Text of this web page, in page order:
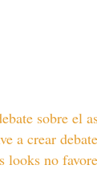
sobre el
a crear
looks no